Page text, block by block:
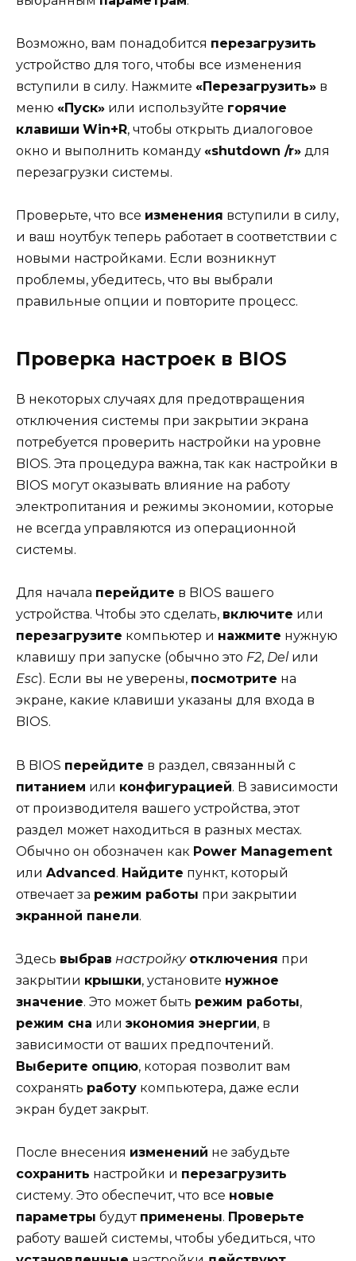
Возможно, вам понадобится перезагрузить
устройство для того, чтобы все изменения
вступили в силу. Нажмите «Перезагрузить» в
меню «Пуск» или используйте горячие
клавиши Win+R, чтобы открыть диалоговое
окно и выполнить команду «shutdown /r» для
перезагрузки системы.
Проверьте, что все изменения вступили в силу,
и ваш ноутбук теперь работает в соответствии с
новыми настройками. Если возникнут
проблемы, убедитесь, что вы выбрали
правильные опции и повторите процесс.
Проверка настроек в BIOS
В некоторых случаях для предотвращения
отключения системы при закрытии экрана
потребуется проверить настройки на уровне
BIOS. Эта процедура важна, так как настройки в
BIOS могут оказывать влияние на работу
электропитания и режимы экономии, которые
не всегда управляются из операционной
системы.
Для начала перейдите в BIOS вашего
устройства. Чтобы это сделать, включите или
перезагрузите компьютер и нажмите нужную
клавишу при запуске (обычно это F2, Del или
Esc). Если вы не уверены, посмотрите на
экране, какие клавиши указаны для входа в
BIOS.
В BIOS перейдите в раздел, связанный с
питанием или конфигурацией. В зависимости
от производителя вашего устройства, этот
раздел может находиться в разных местах.
Обычно он обозначен как Power Management
или Advanced. Найдите пункт, который
отвечает за режим работы при закрытии
экранной панели.
Здесь выбрав настройку отключения при
закрытии крышки, установите нужное
значение. Это может быть режим работы,
режим сна или экономия энергии, в
зависимости от ваших предпочтений.
Выберите опцию, которая позволит вам
сохранять работу компьютера, даже если
экран будет закрыт.
После внесения изменений не забудьте
сохранить настройки и перезагрузить
систему. Это обеспечит, что все новые
параметры будут применены. Проверьте
работу вашей системы, чтобы убедиться, что